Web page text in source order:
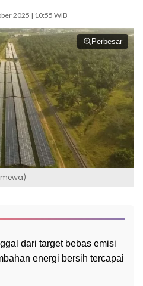
2025 | 10:55 WIB
Perbesar
dari target bebas emisi
energi bersih tercapai